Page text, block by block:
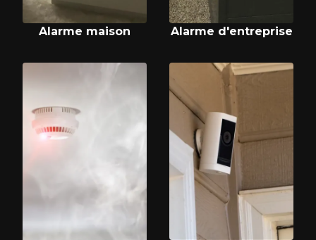
Alarme maison Alarme d'entreprise